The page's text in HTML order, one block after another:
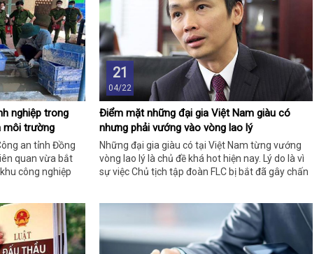
nghiệp trong
môi trường
an tỉnh Đồng
quan vừa bắt
công nghiệp
21
04/22
Điểm mặt những đại gia Việt Nam giàu có
nhưng phải vướng vào vòng lao lý
Những đại gia giàu có tại Việt Nam từng vướng
vòng lao lý là chủ đề khá hot hiện nay. Lý do là vì
sự việc Chủ tịch tập đoàn FLC bị bắt đã gây chấn